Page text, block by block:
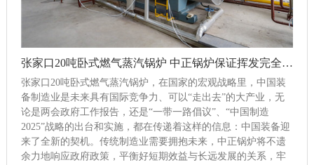
张家口20吨卧式燃气蒸汽锅炉 中正锅炉保证挥发完全燃烧
张家口20吨卧式燃气蒸汽锅炉，在国家的宏观战略里，中国装
备制造业是未来具有国际竞争力、可以“走出去”的大产业，无
论是两会政府工作报告，还是“一带一路倡议”、“中国制造
2025”战略的出台和实施，都在传递着这样的信息：中国装备迎
来了全新的契机。传统制造业需要拥抱未来，中正锅炉将不遗
余力地响应政府政策，平衡好短期效益与长远发展的关系，牢